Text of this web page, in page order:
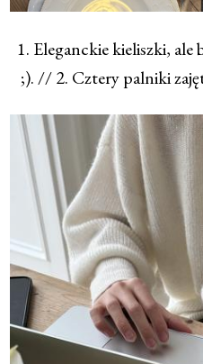
1. Eleganckie kieliszki, ale
;). // 2. Cztery palniki